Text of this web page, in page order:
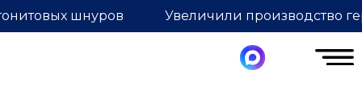
Увеличили производство
шнуров